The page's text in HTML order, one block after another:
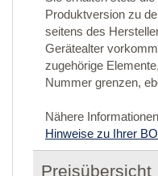
Produktversion zu
seitens des
Gerätealter
zugehörige
Nummer grenzen,
Nähere
Hinweise zu Ihrer
Preisübersicht